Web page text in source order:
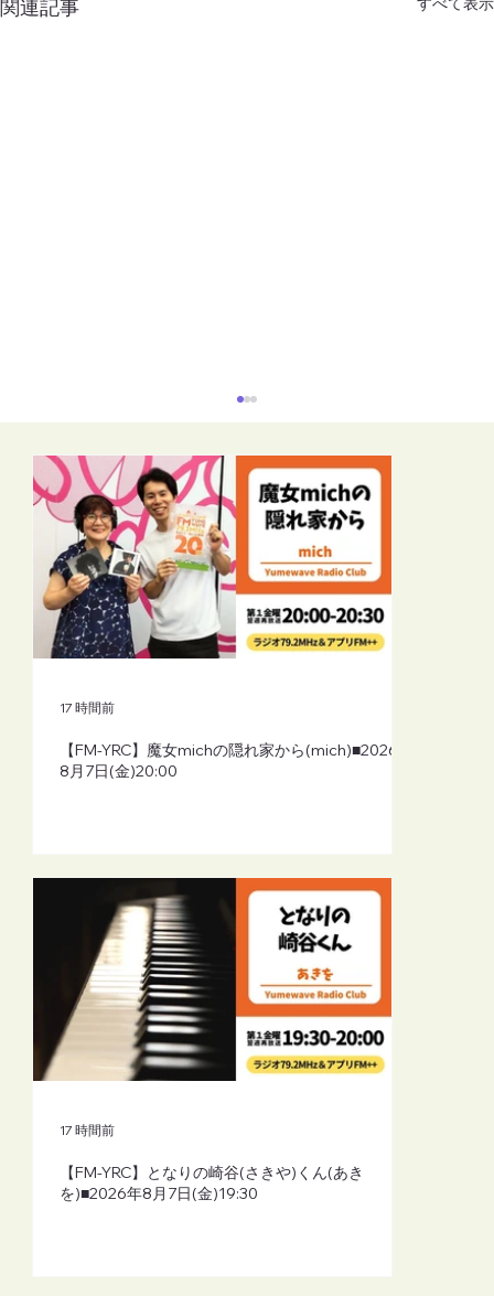
関連記事
放送予定（2026年7月）：ふるさとをつ
【FM-YRC】魔女michの隠れ家から(mich)■2026年
8月7日(金)20:00
17 時間前
【FM-YRC】となりの崎谷(さきや)くん(あき
を)■2026年8月7日(金)19:30
17 時間前